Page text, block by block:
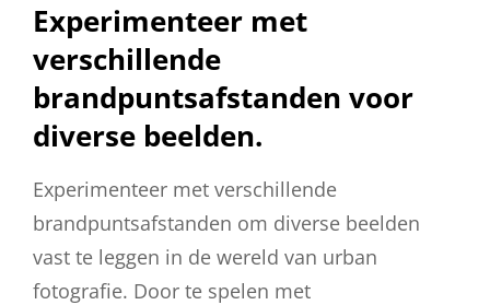
Experimenteer met
verschillende
brandpuntsafstanden voor
diverse beelden.
Experimenteer met verschillende
brandpuntsafstanden om diverse beelden
vast te leggen in de wereld van urban
fotografie. Door te spelen met